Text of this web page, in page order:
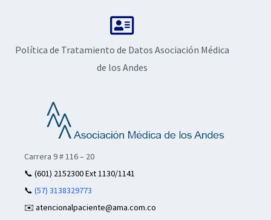
Política de Tratamiento de Datos Asociación Médica
de los Andes
Carrera 9 # 116 – 20
📞 (601) 2152300 Ext 1130/1141
📞 (57) 3138329773
✉️ atencionalpaciente@ama.com.co